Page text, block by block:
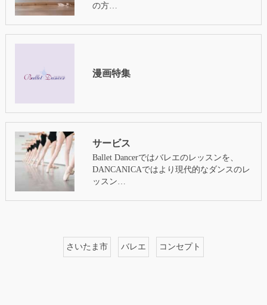
の方…
漫画特集
サービス
Ballet Dancerではバレエのレッスンを、
DANCANICAではより現代的なダンスのレ
ッスン…
さいたま市 バレエ コンセプト